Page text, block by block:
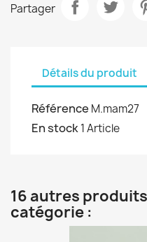
Partager
Détails du produit
Référence M.mam27
En stock1 Article
16 autres
catégorie :